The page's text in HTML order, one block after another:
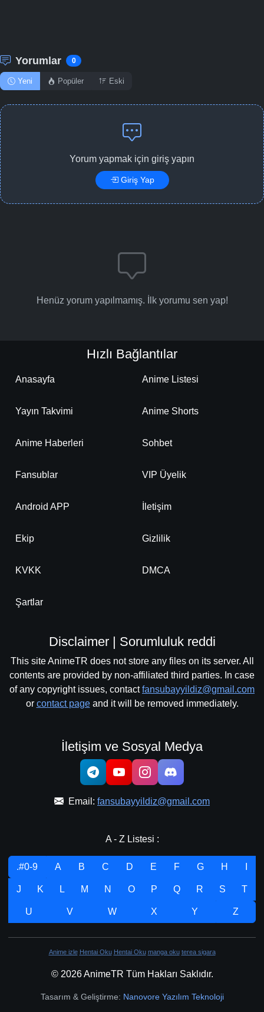
Yorumlar 0
Yeni Popüler Eski
Yorum yapmak için giriş yapın
Giriş Yap
Henüz yorum yapılmamış. İlk yorumu sen yap!
Hızlı Bağlantılar
Anasayfa Anime Listesi
Yayın Takvimi Anime Shorts
Anime Haberleri Sohbet
Fansublar VIP Üyelik
Android APP İletişim
Ekip Gizlilik
KVKK DMCA
Şartlar
Disclaimer | Sorumluluk reddi
This site AnimeTR does not store any files on its server. All
contents are provided by non-affiliated third parties. In case
of any copyright issues, contactfansubayyildiz@gmail.com
or contact pageand it will be removed immediately.
İletişim ve Sosyal Medya
Email: fansubayyildiz@gmail.com
A - Z Listesi :
.#0-9 A B C D E F G H
J K L M N O P Q R S T
U V W X Y Z
Anime izle Hentai Oku Hentai Oku manga oku terea sigara
© 2026 AnimeTR Tüm Hakları Saklıdır.
Tasarım & Geliştirme: Nanovore Yazılım Teknoloji